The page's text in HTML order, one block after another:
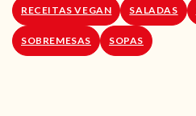
RECEITAS VEGAN SALADAS
SOBREMESAS SOPAS